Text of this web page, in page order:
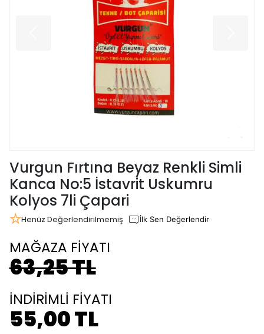
Vurgun Fırtına Beyaz Renkli Simli
Kanca No:5 İstavrit Uskumru
Kolyos 7li Çapari
Henüz Değerlendirilmemiş İlk Sen Değerlendir
MAĞAZA FİYATI
63,25 TL
İNDİRİMLİ FİYATI
55,00 TL